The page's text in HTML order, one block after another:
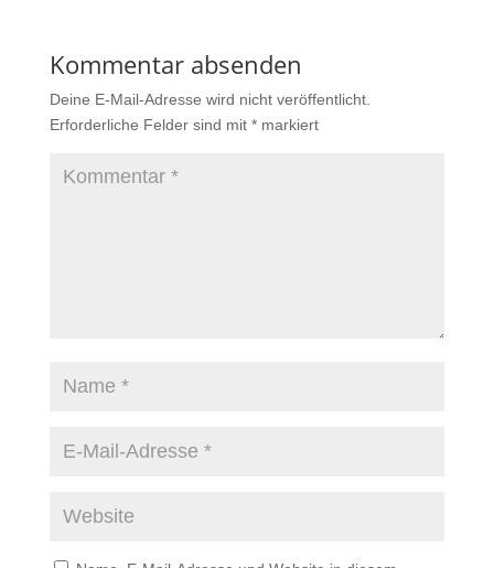
Kommentar absenden
Deine E-Mail-Adresse wird nicht veröffentlicht.
Erforderliche Felder sind mit *markiert